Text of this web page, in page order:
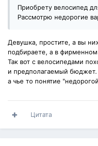
Приобрету велосипед
Рассмотрю недорогие
Девушка, простите, а вы
подбираете, а в фирменном
Так вот с велосипедами
и предполагаемый бюджет.
а чье то понятие
Цитата